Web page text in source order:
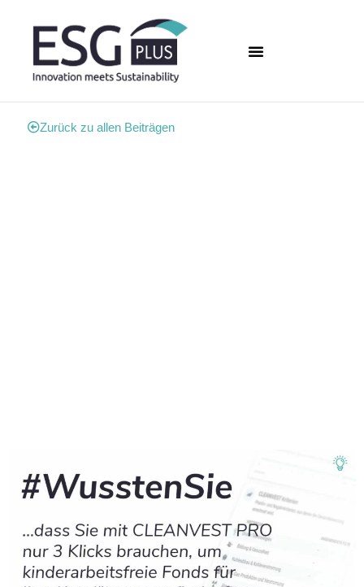
Zurück zu allen Beiträgen